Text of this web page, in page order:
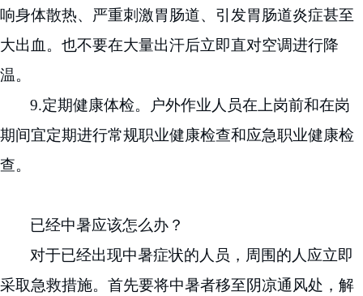
响身体散热、严重刺激胃肠道、引发胃肠道炎症甚至
大出血。也不要在大量出汗后立即直对空调进行降
温。
9.定期健康体检。户外作业人员在上岗前和在岗
期间宜定期进行常规职业健康检查和应急职业健康检
查。
已经中暑应该怎么办？
对于已经出现中暑症状的 人员 ，周围的人应立即
采取急救措施。首先要将中暑者移至阴凉通风处，解